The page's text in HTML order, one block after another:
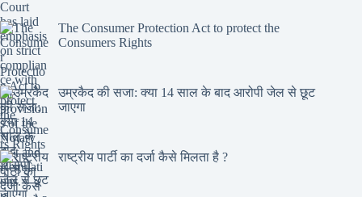
The Consumer Protection Act to protect the
Consumers Rights
उम्रकैद की सजा: क्या 14 साल के बाद आरोपी जेल से छूट
जाएगा
राष्ट्रीय पार्टी का दर्जा कैसे मिलता है ?